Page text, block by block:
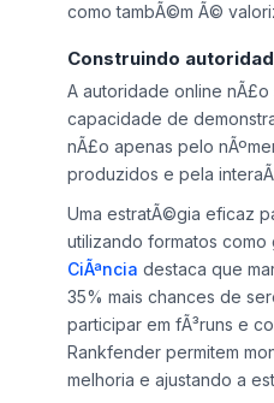
soluÃ§Ãµes integradas
Construindo
A autoridade online nÃ£o
capacidade de
nÃ£o apenas pelo
produzidos e pela
Uma estratÃ©gia eficaz
utilizando formatos
CiÃªnciadestaca que
35% mais chances de
participar em fÃ³runs e
Rankfender permitem